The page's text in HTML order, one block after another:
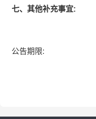
七、其他补充事宜:
公告期限: